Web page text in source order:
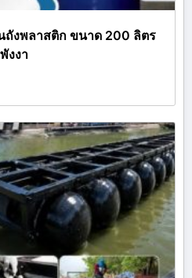
งพลาสติก ขนาด 200 ลิตร
งงา